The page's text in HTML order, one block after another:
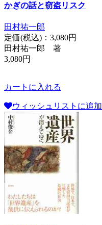
かぎの話と窃盗リスク
田村祐一郎
定価(税込)： 3,080円
田村祐一郎 著
3,080円
カートに入れる
ウィッシュリストに追加